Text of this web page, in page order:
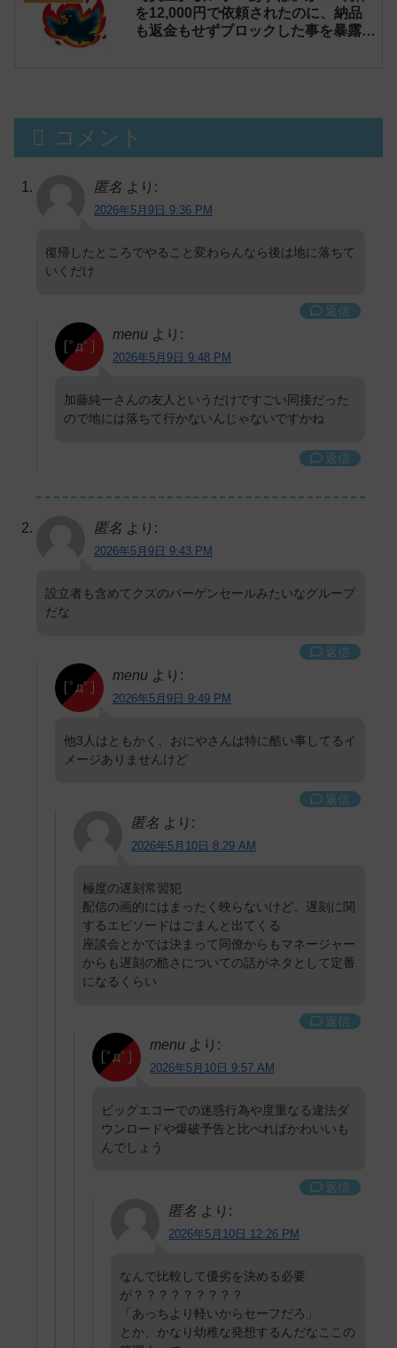
を12,000円で依頼されたのに、納品
も返金もせずブロックした事を暴露さ
に返金
コメント
匿名 より:
2026年5月9日 9:36 PM
復帰したところでやること変わらんなら後は地に落ちて
いくだけ
返信
menu より:
2026年5月9日 9:48 PM
加藤純一さんの友人というだけですごい同接だった
ので地には落ちて行かないんじゃないですかね
返信
匿名 より:
2026年5月9日 9:43 PM
設立者も含めてクズのバーゲンセールみたいなグループ
だな
返信
menu より:
2026年5月9日 9:49 PM
他3人はともかく、おにやさんは特に酷い事してるイ
メージありませんけど
返信
匿名 より:
2026年5月10日 8:29 AM
極度の遅刻常習犯
配信の画的にはまったく映らないけど、遅刻に関
するエピソードはごまんと出てくる
座談会とかでは決まって同僚からもマネージャー
からも遅刻の酷さについての話がネタとして定番
になるくらい
返信
menu より:
2026年5月10日 9:57 AM
ビッグエコーでの迷惑行為や度重なる違法ダ
ウンロードや爆破予告と比べればかわいいも
んでしょう
返信
匿名 より:
2026年5月10日 12:26 PM
なんで比較して優劣を決める必要
が？？？？？？？？？
「あっちより軽いからセーフだろ」
とか、かなり幼稚な発想するんだなここの